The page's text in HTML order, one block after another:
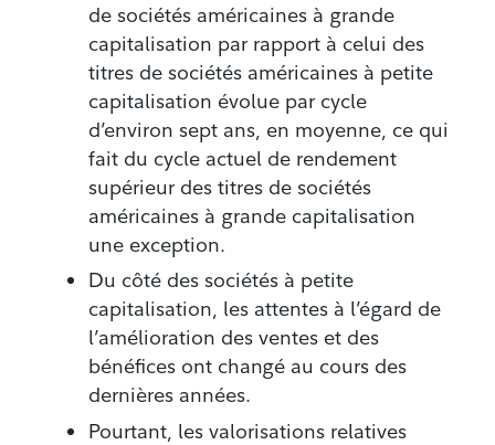
de sociétés américaines à grande
capitalisation par rapport à celui des
titres de sociétés américaines à petite
capitalisation évolue par cycle
d’environ sept ans, en moyenne, ce qui
fait du cycle actuel de rendement
supérieur des titres de sociétés
américaines à grande capitalisation
une exception.
Du côté des sociétés à petite
capitalisation, les attentes à l’égard de
l’amélioration des ventes et des
bénéfices ont changé au cours des
dernières années.
Pourtant, les valorisations relatives